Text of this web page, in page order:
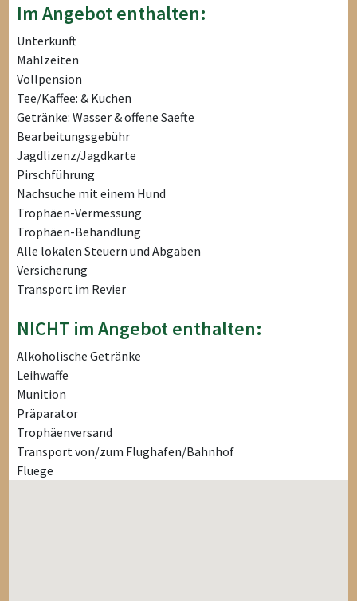
Im Angebot enthalten:
Unterkunft
Mahlzeiten
Vollpension
Tee/Kaffee: & Kuchen
Getränke: Wasser & offene Saefte
Bearbeitungsgebühr
Jagdlizenz/Jagdkarte
Pirschführung
Nachsuche mit einem Hund
Trophäen-Vermessung
Trophäen-Behandlung
Alle lokalen Steuern und Abgaben
Versicherung
Transport im Revier
NICHT im Angebot enthalten:
Alkoholische Getränke
Leihwaffe
Munition
Präparator
Trophäenversand
Transport von/zum Flughafen/Bahnhof
Fluege